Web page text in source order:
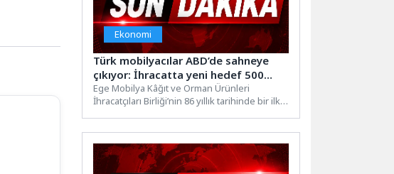
Ekonomi
Türk mobilyacılar ABD’de sahneye
çıkıyor: İhracatta yeni hedef 500
milyon dolar
Ege Mobilya Kâğıt ve Orman Ürünleri
İhracatçıları Birliği’nin 86 yıllık tarihinde bir ilk